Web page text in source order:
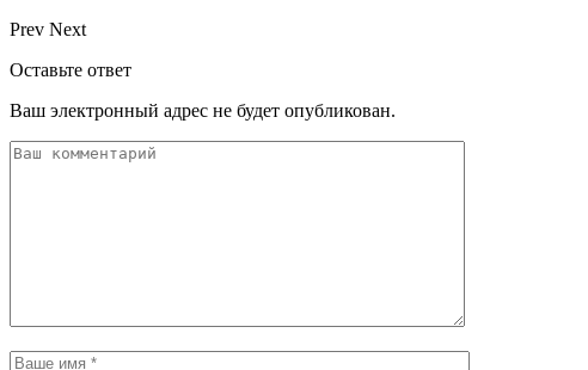
Prev Next
Оставьте ответ
Ваш электронный адрес не будет опубликован.